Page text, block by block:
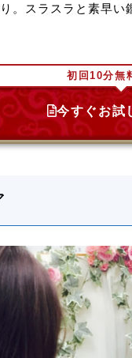
。スラスラと素早
初回10分無
今すぐお